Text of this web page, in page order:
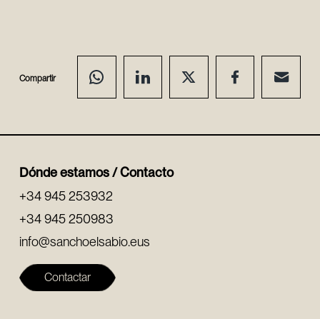
Compartir
Dónde estamos / Contacto
+34 945 253932
+34 945 250983
info@sanchoelsabio.eus
Contactar